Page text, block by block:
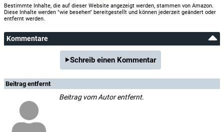
Bestimmte Inhalte, die auf dieser Website angezeigt werden, stammen von Amazon.
Diese Inhalte werden "wie besehen" bereitgestellt und können jederzeit geändert oder
entfernt werden.
Kommentare
Schreib einen Kommentar
Beitrag entfernt
Beitrag vom Autor entfernt.